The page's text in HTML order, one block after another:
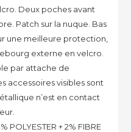
Deux poches avant
Patch sur la nuque. Bas
une meilleure protection,
externe en velcro.
par attache de
accessoires visibles sont
n’est en contact
POLYESTER + 2% FIBRE